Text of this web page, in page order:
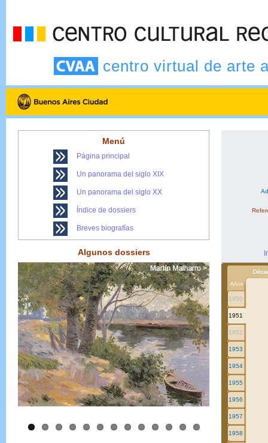
centro virtual de arte
Menú
Página principal
Un panorama del siglo XIX
Un panorama del siglo XX
Índice de dossiers
Breves biografías
Algunos dossiers
1950
1951
1952
1953
1954
1955
1956
1957
1958